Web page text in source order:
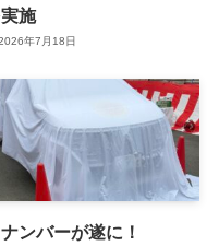
施
年7月18日
ンバーが遂に！